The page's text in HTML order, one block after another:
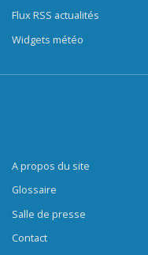
Flux RSS actualités
Widgets météo
A propos du site
Glossaire
Salle de presse
Contact